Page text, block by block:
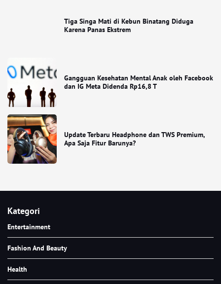
Tiga Singa Mati di Kebun Binatang Diduga
Karena Panas Ekstrem
Gangguan Kesehatan Mental Anak oleh Facebook
dan IG Meta Didenda Rp16,8 T
Update Terbaru Headphone dan TWS Premium,
Apa Saja Fitur Barunya?
Kategori
Entertainment
Fashion And Beauty
Health